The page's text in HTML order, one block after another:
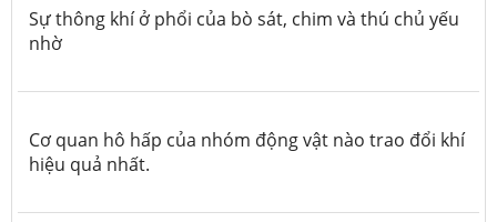
Sự thông khí ở phổi của bò sát, chim và thú chủ yếu
nhờ
Cơ quan hô hấp của nhóm động vật nào trao đổi khí
hiệu quả nhất.